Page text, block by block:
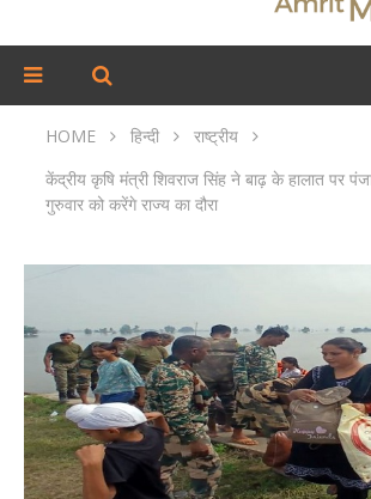
HOME हिन्दी
राष्ट्रीय
केंद्रीय कृषि मंत्री शिवराज सिंह ने बाढ़ के हालात पर
गुरुवार को करेंगे राज्य का दौरा